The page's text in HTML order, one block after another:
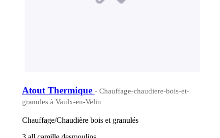
Atout Thermique - Chauffage-chaudiere-bois-et-
granules à Vaulx-en-Velin
Chauffage/Chaudière bois et granulés